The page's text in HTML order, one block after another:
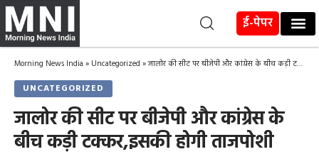
ई-पेपर
Morning News India » Uncategorized »जालोर की सीट पर बीजेपी और कांग्रेस के बीच कड़ी टक्कर,इसकी होगी ताजपोशी
UNCATEGORIZED
जालोर की सीट पर बीजेपी और कांग्रेस के
बीच कड़ी टक्कर,इसकी होगी ताजपोशी